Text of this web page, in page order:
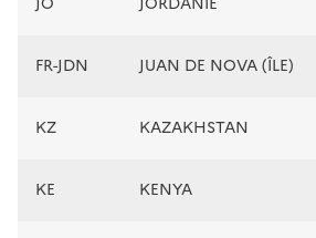
FR-JDN JUAN DE NOVA (ÎLE)
KZ KAZAKHSTAN
KE KENYA